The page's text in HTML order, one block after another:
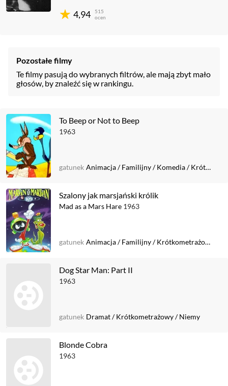
4,94
515
ocen
Pozostałe filmy
Te filmy pasują do wybranych filtrów, ale mają zbyt mało
głosów, by znaleźć się w rankingu.
To Beep or Not to Beep
1963
gatunek Animacja/Familijny/Komedia/Krótkometrażowy
Szalony jak marsjański królik
Mad as a Mars Hare 1963
gatunek Animacja/Familijny/Krótkometrażowy
Dog Star Man: Part II
1963
gatunek Dramat/Krótkometrażowy/Niemy
Blonde Cobra
1963